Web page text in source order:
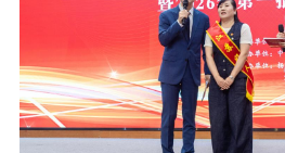
爱国主义
红色资源保
用
新闻出